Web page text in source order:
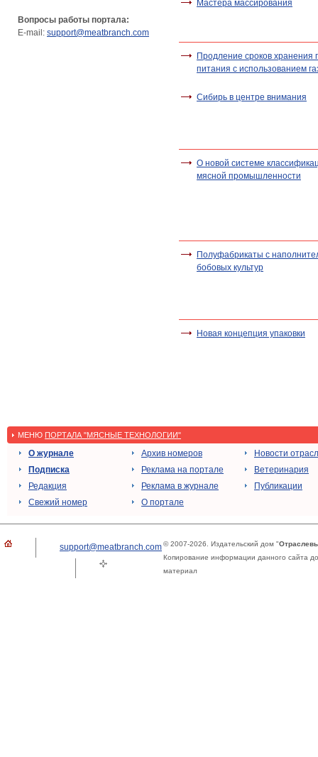
Вопросы работы портала:
E-mail: support@meatbranch.com
Мастера массирования
Продление сроков хранения
питания с использованием
Сибирь в центре внимания
О новой системе
мясной промышленности
Полуфабрикаты с
бобовых культур
Новая концепция упаковки
МЕНЮ ПОРТАЛА "МЯСНЫЕ ТЕХНОЛОГИИ"
О журнале
Подписка
Редакция
Свежий номер
Архив номеров
Реклама на портале
Реклама в журнале
О портале
Новости
Ветеринария
Публикации
support@meatbranch.com© 2007-2026. Издательский дом "
Копирование информации данного сайта
материал